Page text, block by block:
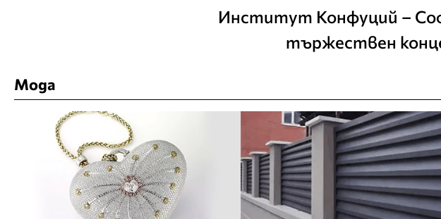
Институт Конфуций –
тържествен
Мода